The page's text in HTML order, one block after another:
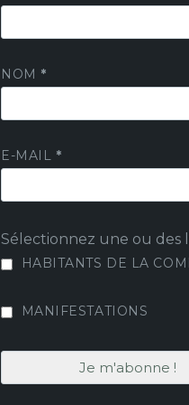
NOM *
E-MAIL *
Sélectionnez une ou des
HABITANTS DE LA
MANIFESTATIONS